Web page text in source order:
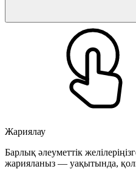
Жариялау
Барлық әлеуметтік
жарияланыз — уақытында,